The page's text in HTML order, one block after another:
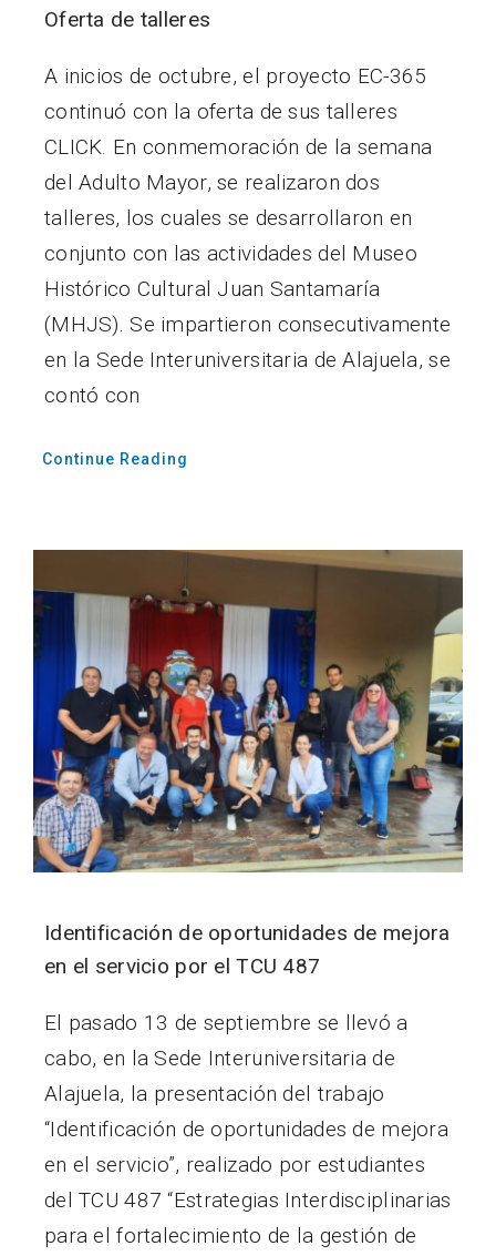
Oferta de talleres
A inicios de octubre, el proyecto EC-365
continuó con la oferta de sus talleres
CLICK. En conmemoración de la semana
del Adulto Mayor, se realizaron dos
talleres, los cuales se desarrollaron en
conjunto con las actividades del Museo
Histórico Cultural Juan Santamaría
(MHJS). Se impartieron consecutivamente
en la Sede Interuniversitaria de Alajuela, se
contó con
Continue Reading
Identificación de oportunidades de mejora
en el servicio por el TCU 487
El pasado 13 de septiembre se llevó a
cabo, en la Sede Interuniversitaria de
Alajuela, la presentación del trabajo
“Identificación de oportunidades de mejora
en el servicio”, realizado por estudiantes
del TCU 487 “Estrategias Interdisciplinarias
para el fortalecimiento de la gestión de